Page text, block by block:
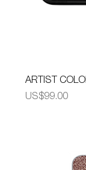
ARTIST
가격
US$99.00